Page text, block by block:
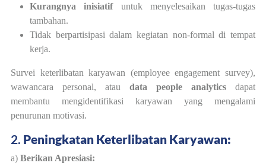
Kurangnya inisiatifuntuk menyelesaikan tugas-tugas
tambahan.
Tidak berpartisipasi dalam kegiatan non-formal di tempat
kerja.
Survei keterlibatan karyawan (employee engagement survey),
wawancara personal, atau data people analytics dapat
membantu mengidentifikasi karyawan yang mengalami
penurunan motivasi.
2. Peningkatan Keterlibatan Karyawan:
a) Berikan Apresiasi: